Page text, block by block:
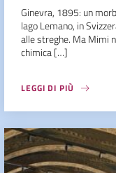
Ginevra, 1895: un
lago Lemano, in
alle streghe. Ma Mimi
chimica […]
LEGGI DI PIÙ